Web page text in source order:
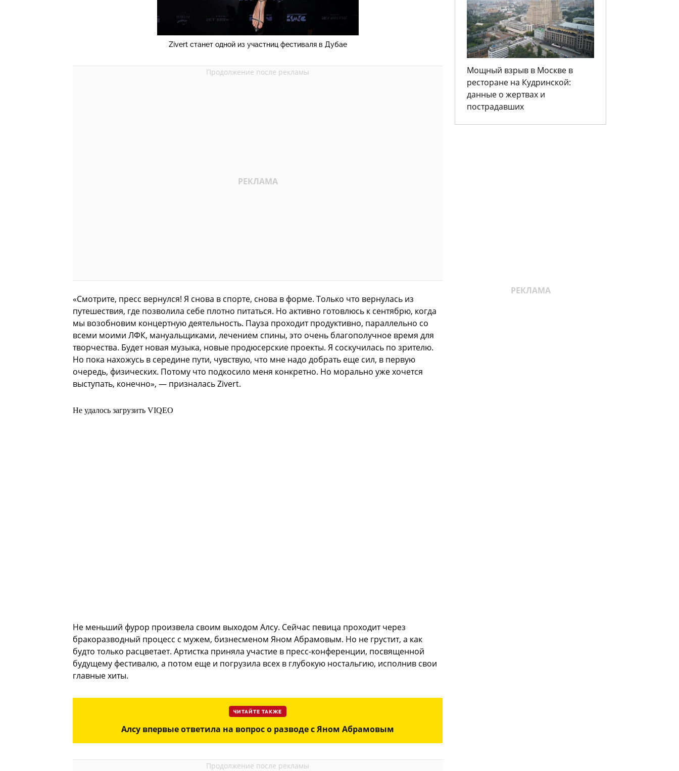
Zivert станет одной из участниц фестиваля в Дубае
«Смотрите, пресс вернулся! Я снова в спорте, снова в форме. Только что вернулась из
путешествия, где позволила себе плотно питаться. Но активно готовлюсь к сентябрю, когда
мы возобновим концертную деятельность. Пауза проходит продуктивно, параллельно со
всеми моими ЛФК, мануальщиками, лечением спины, это очень благополучное время для
творчества. Будет новая музыка, новые продюсерские проекты. Я соскучилась по зрителю.
Но пока нахожусь в середине пути, чувствую, что мне надо добрать еще сил, в первую
очередь, физических. Потому что подкосило меня конкретно. Но морально уже хочется
выступать, конечно», — призналась Zivert.
Не удалось загрузить VIQEO
Не меньший фурор произвела своим выходом Алсу. Сейчас певица проходит через
бракоразводный процесс с мужем, бизнесменом Яном Абрамовым. Но не грустит, а как
будто только расцветает. Артистка приняла участие в пресс-конференции, посвященной
будущему фестивалю, а потом еще и погрузила всех в глубокую ностальгию, исполнив свои
главные хиты.
ЧИТАЙТЕ ТАКЖЕ
Алсу впервые ответила на вопрос о разводе с Яном Абрамовым
Мощный взрыв в Москве в
ресторане на Кудринской:
данные о жертвах и
пострадавших